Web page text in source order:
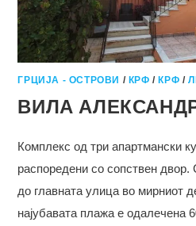
ГРЦИЈА - ОСТРОВИ / КРФ / КРФ /
ВИЛA
Комплекс од три апартмански
распоредени со сопствен
до главната улица во мирниот
најубавата плажа е одалечена